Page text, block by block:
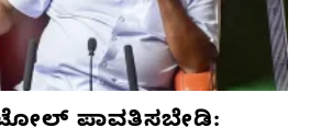
ಟೋಲ್ ಪಾವತಿಸಬೇಡಿ: